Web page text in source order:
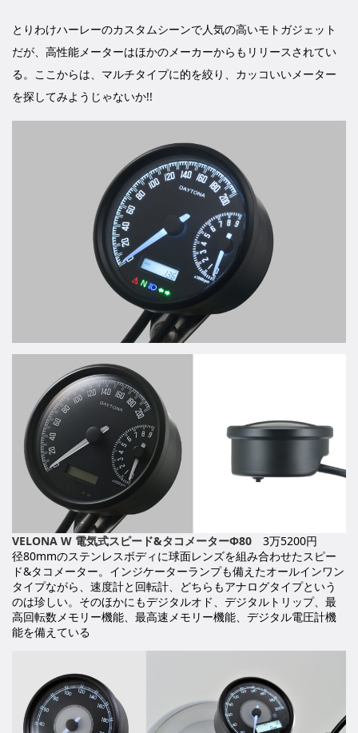
とりわけハーレーのカスタムシーンで人気の高いモトガジェット
だが、高性能メーターはほかのメーカーからもリリースされてい
る。ここからは、マルチタイプに的を絞り、カッコいいメーター
を探してみようじゃないか!!
VELONA W 電気式スピード&タコメーターΦ80 3万5200円
径80mmのステンレスボディに球面レンズを組み合わせたスピー
ド&タコメーター。インジケーターランプも備えたオールインワン
タイプながら、速度計と回転計、どちらもアナログタイプという
のは珍しい。そのほかにもデジタルオド、デジタルトリップ、最
高回転数メモリー機能、最高速メモリー機能、デジタル電圧計機
能を備えている